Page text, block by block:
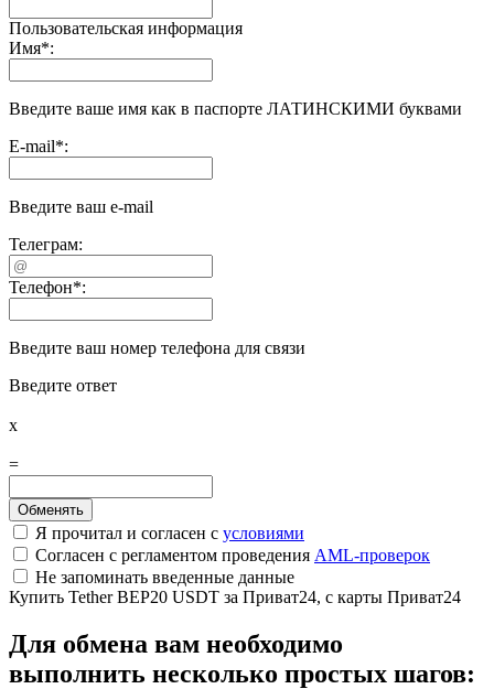
Пользовательская информация
Имя*:
Введите ваше имя как в паспорте ЛАТИНСКИМИ буквами
E-mail*:
Введите ваш e-mail
Телеграм:
Телефон*:
Введите ваш номер телефона для связи
Введите ответ
x
=
Я прочитал и согласен с условиями
Согласен с регламентом проведения AML-проверок
Не запоминать введенные данные
Купить Tether BEP20 USDT за Приват24, с карты Приват24
Для обмена вам необходимо
выполнить несколько простых шагов: